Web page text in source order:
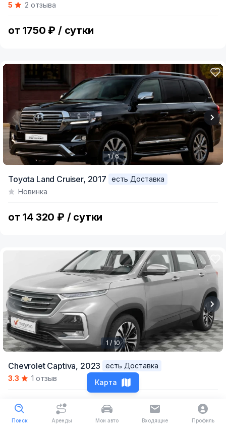
of5 2 отзыва
от 1750 ₽ / сутки
of
1 / 6
Toyota Land Cruiser, 2017
есть Доставка
Новинка
от 14 320 ₽ / сутки
of
1 / 10
Chevrolet Captiva, 2023
есть Доставка
3.3
1 отзыв
от 4800 ₽ / сутки
Поиск Аренды Мои авто Входящие Профиль
Карта